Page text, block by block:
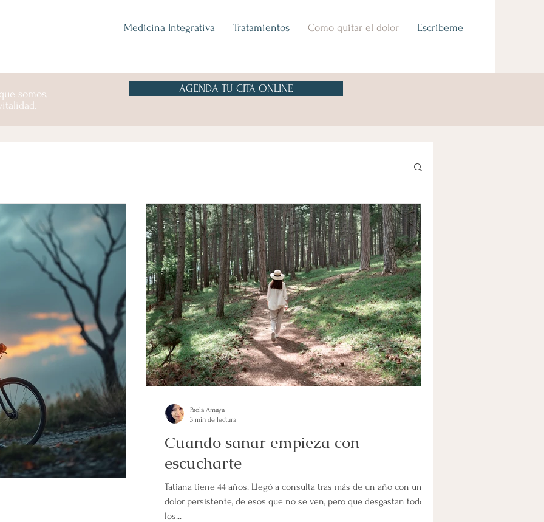
Medicina Integrativa Tratamientos Como quitar el dolor Escribeme
somos,
AGENDA TU CITA ONLINE
Cuando sanar empieza con
escucharte
Tatiana tiene 44 años. Llegó a consulta tras más de un año con un
dolor persistente, de esos que no se ven, pero que desgastan todos
los...
Paola Amaya
3 min de lectura